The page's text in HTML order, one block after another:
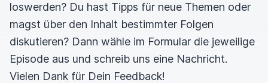
loswerden? Du hast Tipps für neue Themen oder
magst über den Inhalt bestimmter Folgen
diskutieren? Dann wähle im Formular die jeweilige
Episode aus und schreib uns eine Nachricht.
Vielen Dank für Dein Feedback!